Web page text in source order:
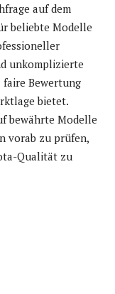
auf dem
beliebte Modelle
unkomplizierte
faire Bewertung
bietet.
bewährte Modelle
vorab zu prüfen,
Qualität zu